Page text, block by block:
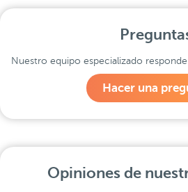
Nuestro equipo especializado
Hacer una
Opiniones de